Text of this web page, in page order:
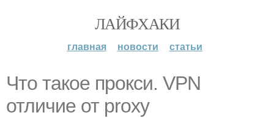
ЛАЙФХАКИ
главная новости статьи
Что такое прокси. VPN
отличие от proxy